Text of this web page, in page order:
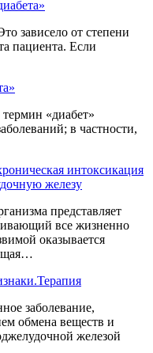
зависело от степени
пациента. Если
«диабет»
в частности,
интоксикация
железу
представляет
все жизненно
оказывается
заболевание,
обмена веществ и
железой